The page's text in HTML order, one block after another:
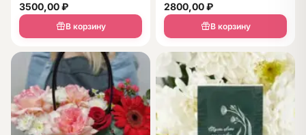
3500,00₽
В корзину
2800,00₽
В корзину